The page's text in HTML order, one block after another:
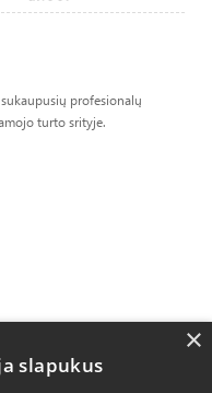
profesionalų
turto srityje.
slapukus
×